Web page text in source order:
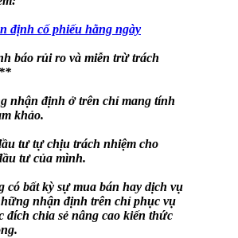
định cố phiếu hằng ngày
báo rủi ro và miễn trừ trách
nhận định ở trên chỉ mang tính
khảo.
tư tự chịu trách nhiệm cho
tư của mình.
có bất kỳ sự mua bán hay dịch vụ
nhận định trên chỉ phục vụ
đích chia sẻ nâng cao kiến thức